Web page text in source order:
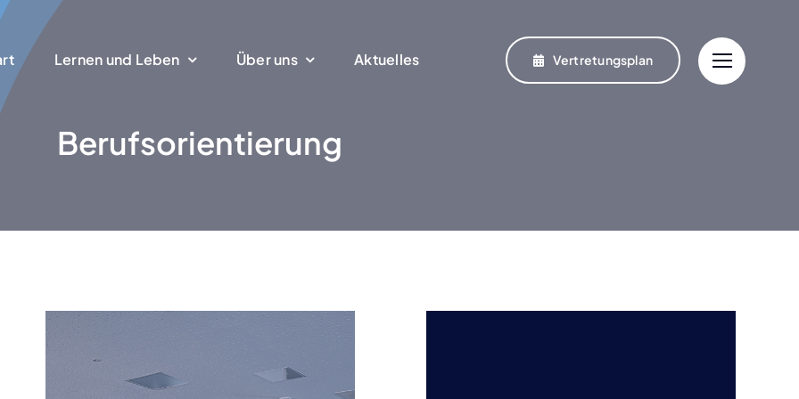
Ler­nen und Leben Über uns Aktu­el­les Ver­tre­tungs­plan
Berufs­ori­en­tie­rung